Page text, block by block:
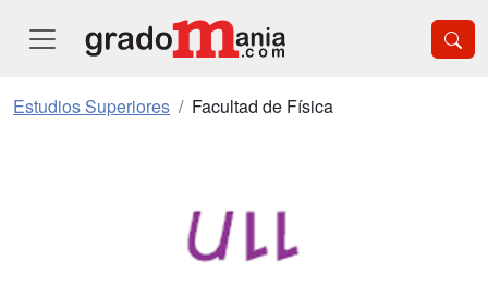
Estudios Superiores Facultad de Física